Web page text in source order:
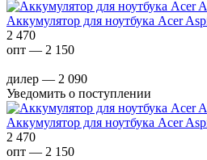
Аккумулятор для ноутбука Acer
2 470
опт — 2 150
дилер — 2 090
Уведомить о поступлении
Аккумулятор для ноутбука Acer
2 470
опт — 2 150